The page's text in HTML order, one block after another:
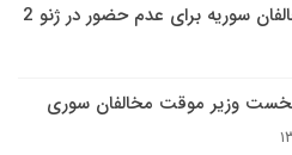
سوریه برای عدم حضور در ژنو 2
وزیر موقت مخالفان سوری